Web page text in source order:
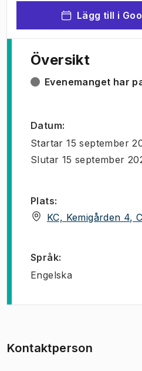
Lägg till i
Översikt
Evenemanget har
Datum:
Startar 15 september
Slutar 15 september
Plats:
KC, Kemigården 4,
Språk:
Engelska
Kontaktperson